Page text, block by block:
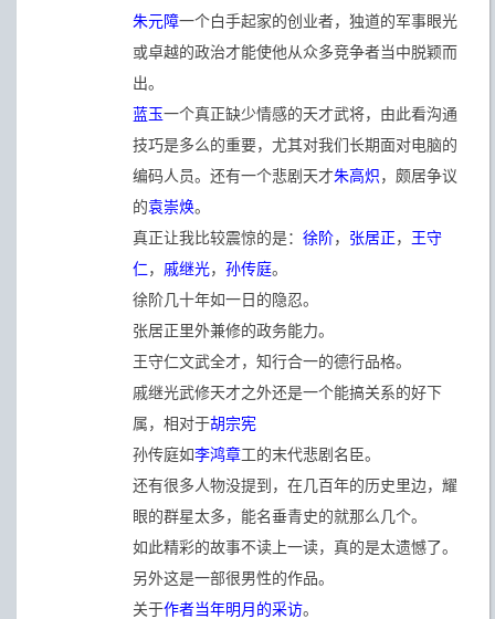
朱元障一个白手起家的创业者，独道的军事眼光
或卓越的政治才能使他从众多竞争者当中脱颖而
出。
蓝玉一个真正缺少情感的天才武将，由此看沟通
技巧是多么的重要，尤其对我们长期面对电脑的
编码人员。还有一个悲剧天才朱高炽，颇居争议
的袁崇焕。
真正让我比较震惊的是： 徐阶， 张居正， 王守
仁， 戚继光， 孙传庭。
徐阶几十年如一日的隐忍。
张居正里外兼修的政务能力。
王守仁文武全才，知行合一的德行品格。
戚继光武修天才之外还是一个能搞关系的好下
属，相对于胡宗宪
孙传庭如李鸿章工的末代悲剧名臣。
还有很多人物没提到，在几百年的历史里边，耀
眼的群星太多，能名垂青史的就那么几个。
如此精彩的故事不读上一读，真的是太遗憾了。
另外这是一部很男性的作品。
关于作者当年明月的采访。